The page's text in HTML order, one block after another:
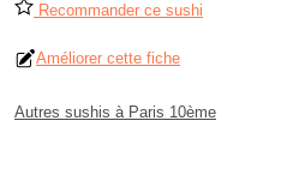
Recommander ce sushi
Améliorer cette fiche
Autres sushis à Paris 10ème